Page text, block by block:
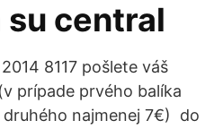
central
8117 pošlete váš
prípade prvého balíka
najmenej 7€) ️ do